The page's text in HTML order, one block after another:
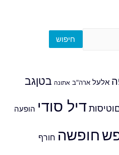
חיפוש
אלעל ארה"ב אתונה בטןגב
דיל סודי הופעה
חופשה חורף